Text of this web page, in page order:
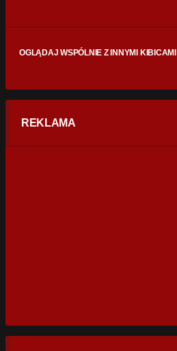
OGLĄDAJ WSPÓLNIE Z INNYMI KIBICAMI
REKLAMA